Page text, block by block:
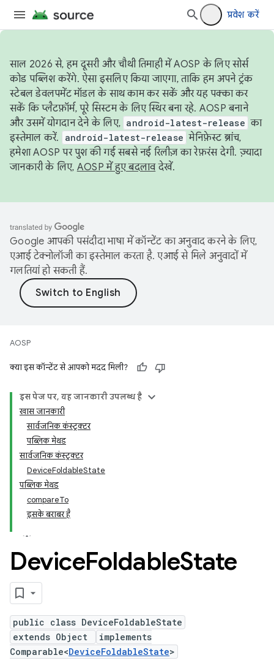
प्रवेश करें
साल 2026 से, हम दूसरी और चौथी तिमाही में AOSP के लिए सोर्स
कोड पब्लिश करेंगे. ऐसा इसलिए किया जाएगा, ताकि हम अपने ट्रंक
स्टेबल डेवलपमेंट मॉडल के साथ काम कर सकें और यह पक्का कर
सकें कि प्लैटफ़ॉर्म, पूरे सिस्टम के लिए स्थिर बना रहे. AOSP बनाने
और उसमें योगदान देने के लिए, android-latest-release का
इस्तेमाल करें.
android-latest-release मेनिफ़ेस्ट ब्रांच,
हमेशा AOSP पर पुश की गई सबसे नई रिलीज़ का रेफ़रंस देगी. ज़्यादा
जानकारी के लिए, AOSP में हुए बदलावदेखें.
Google आपकी पसंदीदा भाषा में कॉन्टेंट का अनुवाद करने के लिए,
एआई टेक्नोलॉजी का इस्तेमाल करता है. एआई से मिले अनुवादों में
गलतियां हो सकती हैं.
AOSP
क्या इस कॉन्टेंट से आपको मदद मिली?
इस पेज पर, यह जानकारी उपलब्ध है
खास जानकारी
सार्वजनिक कंस्ट्रक्टर
पब्लिक मेथड
सार्वजनिक कंस्ट्रक्टर
DeviceFoldableState
पब्लिक मेथड
compareTo
इसके बराबर है
DeviceFoldableState
public class DeviceFoldableState
extends Object
implements
Comparable<DeviceFoldableState>